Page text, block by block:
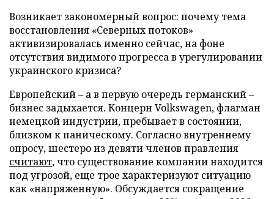
Возникает закономерный вопрос: почему тема
восстановления «Северных потоков»
активизировалась именно сейчас, на фоне
отсутствия видимого прогресса в урегулировании
украинского кризиса?
Европейский – а в первую очередь германский –
бизнес задыхается. Концерн Volkswagen, флагман
немецкой индустрии, пребывает в состоянии,
близком к паническому. Согласно внутреннему
опросу, шестеро из девяти членов правления
считают, что существование компании находится
под угрозой, еще трое характеризуют ситуацию
как «напряженную». Обсуждается сокращение